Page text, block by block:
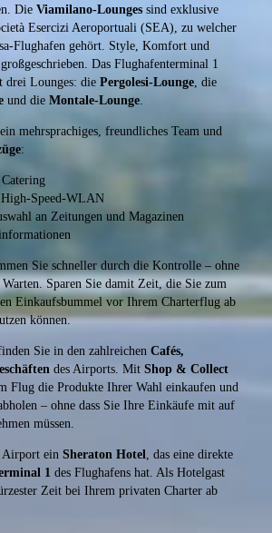
Die Viamilano-Lounges sind exklusive
Esercizi Aeroportuali (SEA), zu welcher
Flughafen gehört. Style, Komfort und
Das Flughafenterminal 1
drei Lounges: die Pergolesi-Lounge, die
und die Montale-Lounge.
mehrsprachiges, freundliches Team und
:
High-Speed-WLAN
an Zeitungen und Magazinen
Sie schneller durch die Kontrolle – ohne
Warten. Sparen Sie damit Zeit, die Sie zum
Einkaufsbummel vor Ihrem Charterflug ab
können.
Sie in den zahlreichen Cafés,
des Airports. Mit Shop & Collect
Flug die Produkte Ihrer Wahl einkaufen und
– ohne dass Sie Ihre Einkäufe mit auf
müssen.
Airport ein Sheraton Hotel, das eine direkte
1 des Flughafens hat. Als Hotelgast
Zeit bei Ihrem privaten Charter ab